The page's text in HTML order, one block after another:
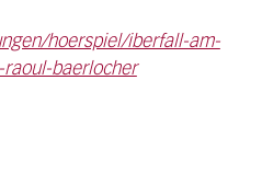
hoerspiel/iberfall-am-
raoul-baerlocher